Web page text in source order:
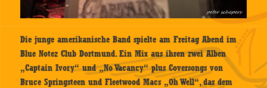
Die junge amerikanische Band spielte am Freitag Abend im
Blue Notez Club Dortmund. Ein Mix aus ihren zwei Alben
„Captain Ivory“ und „No Vacancy“ plus Coversongs von
Bruce Springsteen und Fleetwood Macs „Oh Well“, das dem